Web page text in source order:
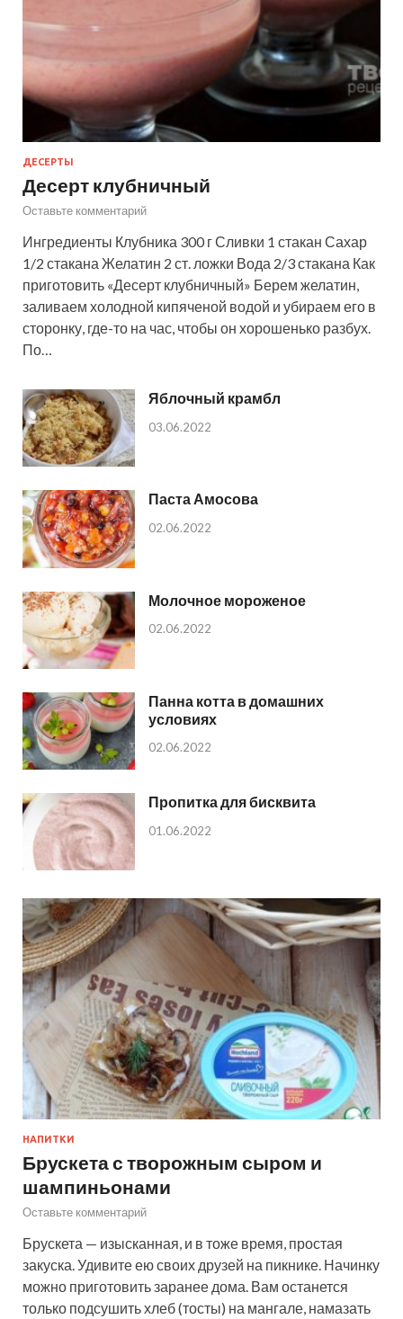
ДЕСЕРТЫ
Десерт клубничный
Оставьте комментарий
Ингредиенты Клубника 300 г Сливки 1 стакан Сахар
1/2 стакана Желатин 2 ст. ложки Вода 2/3 стакана Как
приготовить «Десерт клубничный» Берем желатин,
заливаем холодной кипяченой водой и убираем его в
сторонку, где-то на час, чтобы он хорошенько разбух.
По…
Яблочный крамбл
03.06.2022
Паста Амосова
02.06.2022
Молочное мороженое
02.06.2022
Панна котта в домашних
условиях
02.06.2022
Пропитка для бисквита
01.06.2022
НАПИТКИ
Брускета с творожным сыром и
шампиньонами
Оставьте комментарий
Брускета — изысканная, и в тоже время, простая
закуска. Удивите ею своих друзей на пикнике. Начинку
можно приготовить заранее дома. Вам останется
только подсушить хлеб (тосты) на мангале, намазать